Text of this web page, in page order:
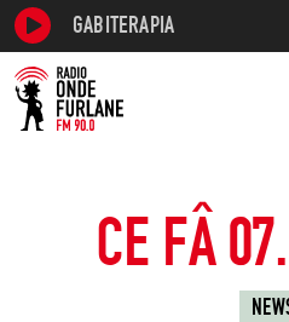
GABITERAPIA
CE FÂ